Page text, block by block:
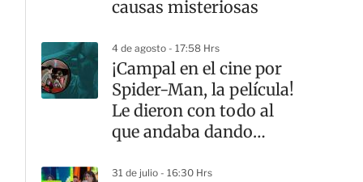
causas misteriosas
4 de agosto - 17:58 Hrs
¡Campal en el cine por
Spider-Man, la película!
Le dieron con todo al
que andaba dando
31 de julio - 16:30 Hrs